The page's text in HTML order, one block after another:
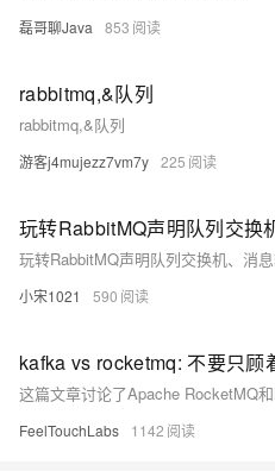
磊哥聊Java 853
rabbitmq,&队列
rabbitmq,&队列
游客j4mujezz7vm7y 225
玩转RabbitMQ声明队列交换
玩转RabbitMQ声明队列交换机、消
小宋1021 590
FeelTouchLabs 1142